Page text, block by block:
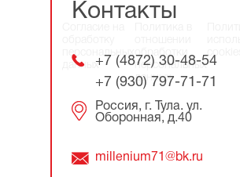
Контакты
+7 (4872) 30-48-54
+7 (930) 797-71-71
Россия, г. Тула. ул.
Оборонная, д.40
millenium71@bk.ru
персональных
данных
обработки
персональных
данных
cookies